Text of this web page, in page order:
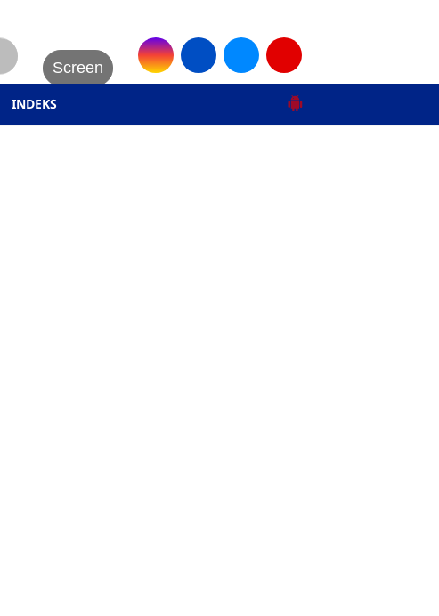
Screen
INDEKS